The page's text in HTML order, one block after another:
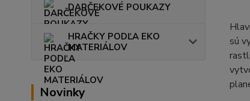
DARČEKOVÉ POUKAZY
HRAČKY PODĽA EKO
MATERIÁLOV
Novinky
sú